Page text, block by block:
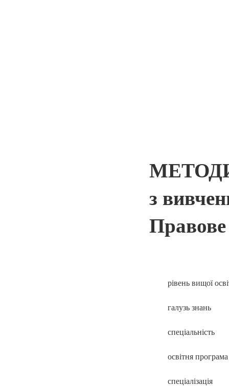
з
Правове
рівень вищої
галузь знань
спеціальність
освітня програма
спеціалізація